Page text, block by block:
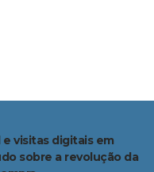
visitas digitais em
sobre a revolução da